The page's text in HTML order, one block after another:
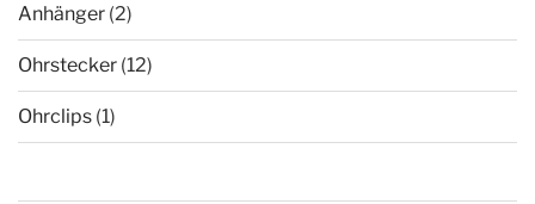
Anhänger (2)
Ohrstecker (12)
Ohrclips (1)